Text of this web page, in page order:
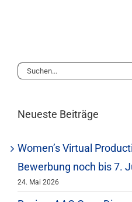
Suche
Neueste Beiträge
Women’s Virtual
Bewerbung noch bis 7.
24. Mai 2026